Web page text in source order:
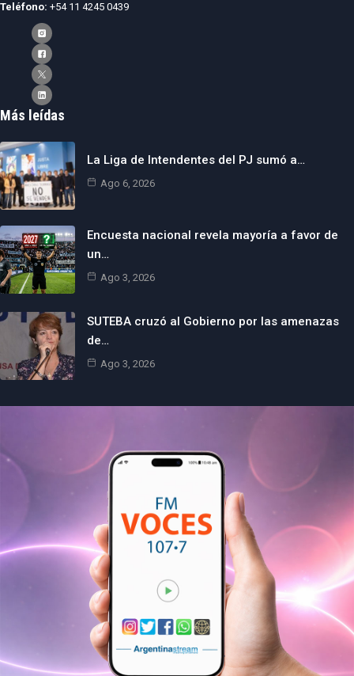
Teléfono: +54 11 4245 0439
Más leídas
La Liga de Intendentes del PJ sumó a…
Ago 6, 2026
Encuesta nacional revela mayoría a favor de
un…
Ago 3, 2026
SUTEBA cruzó al Gobierno por las amenazas
de…
Ago 3, 2026